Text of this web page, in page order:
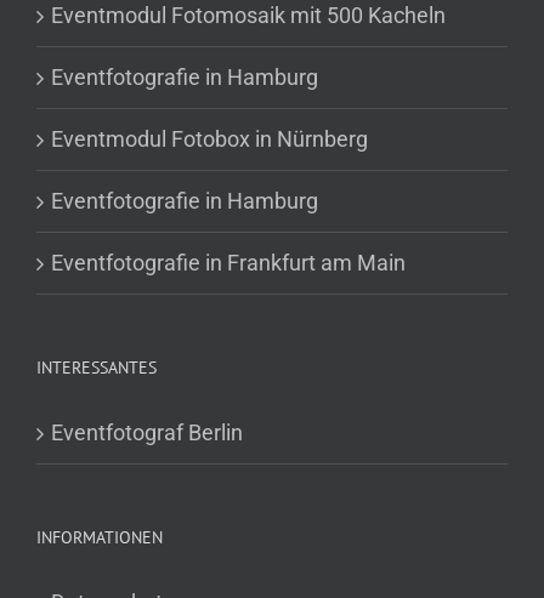
Eventmodul Fotomosaik mit 500 Kacheln
Eventfotografie in Hamburg
Eventmodul Fotobox in Nürnberg
Eventfotografie in Hamburg
Eventfotografie in Frankfurt am Main
INTERESSANTES
Eventfotograf Berlin
INFORMATIONEN